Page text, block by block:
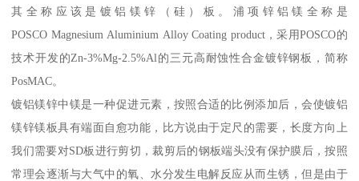
其全称应该是镀铝镁锌（硅）板。浦项锌铝镁全称是
POSCO Magnesium Aluminium Alloy Coating product，采用POSCO的
技术开发的Zn-3%Mg-2.5%Al的三元高耐蚀性合金镀锌钢板，简称
PosMAC。
镀铝镁锌中镁是一种促进元素，按照合适的比例添加后，会使镀铝
镁锌镁板具有端面自愈功能，比方说由于定尺的需要，长度方向上
我们需要对SD板进行剪切，裁剪后的钢板端头没有保护膜后，按照
常理会逐渐与大气中的氧、水分发生电解反应从而生锈，但是由于